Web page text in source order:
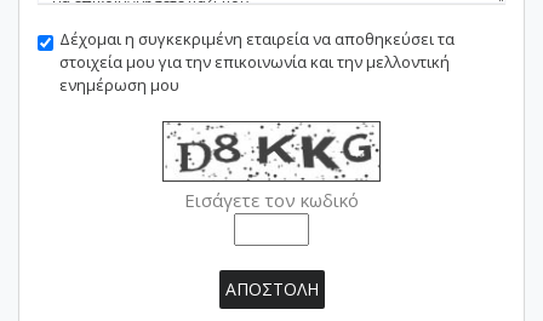
Δέχομαι η συγκεκριμένη εταιρεία να αποθηκεύσει τα
στοιχεία μου για την επικοινωνία και την μελλοντική
ενημέρωση μου
Εισάγετε τον κωδικό
ΑΠΟΣΤΟΛΗ